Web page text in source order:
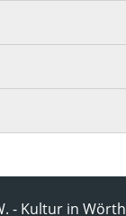
- Kultur in Wörth